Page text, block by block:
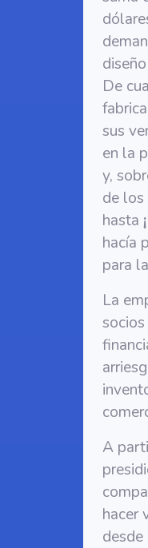
De
sus
en la
y,
de los
hasta
hacía
para
La
A
hacer
desde